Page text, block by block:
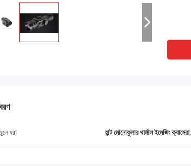
গ্রেগ ব্লেডস
মূল্য 2আশা করি ভবিষ্যতে আমরা
ধরা হান্ট মোনোকুলার থার্মাল ইমেজিং ক্যামেরা,